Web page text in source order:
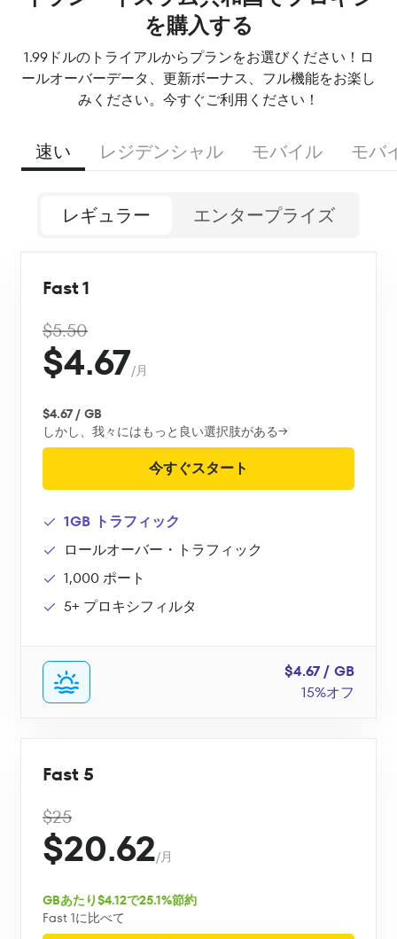
を購入する
1.99ドルのトライアルからプランをお選びください！ロ
ールオーバーデータ、更新ボーナス、フル機能をお楽し
みください。今すぐご利用ください！
速い レジデンシャル モバイル モバ
レギュラー エンタープライズ
Fast 1
$5.50
$4.67/月
$4.67 / GB
しかし、我々にはもっと良い選択肢がある→
今すぐスタート
1GB トラフィック
ロールオーバー・トラフィック
1,000 ポート
5+ プロキシフィルタ
$4.67 / GB
15%オフ
Fast 5
$25
$20.62/月
GBあたり$4.12で25.1%節約
Fast 1に比べて